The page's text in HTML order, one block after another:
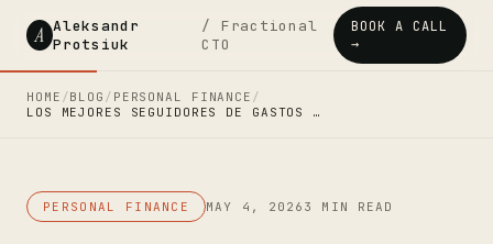
A Aleksandr
Protsiuk
/ Fractional
CTO
BOOK A CALL
→
HOME /BLOG / PERSONAL FINANCE /
LOS MEJORES SEGUIDORES DE GASTOS …
PERSONAL FINANCE MAY 4, 2026 3 MIN READ